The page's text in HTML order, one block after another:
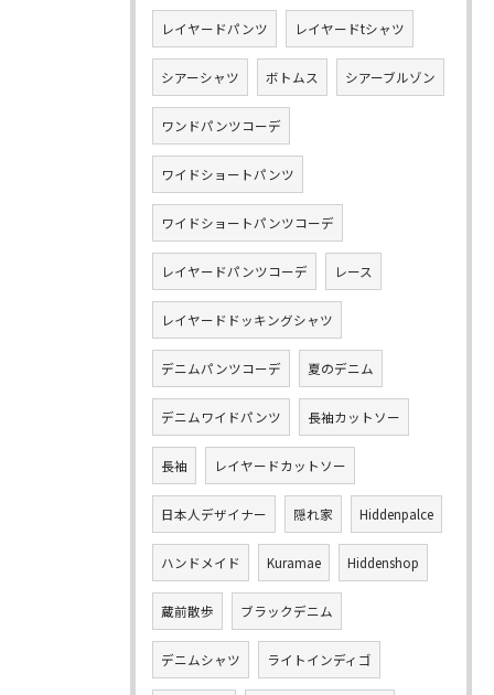
レイヤードパンツ レイヤードtシャツ
シアーシャツ ボトムス シアーブルゾン
ワンドパンツコーデ
ワイドショートパンツ
ワイドショートパンツコーデ
レイヤードパンツコーデ レース
レイヤードドッキングシャツ
デニムパンツコーデ 夏のデニム
デニムワイドパンツ 長袖カットソー
長袖 レイヤードカットソー
日本人デザイナー 隠れ家 Hiddenpalce
ハンドメイド Kuramae Hiddenshop
蔵前散歩 ブラックデニム
デニムシャツ ライトインディゴ